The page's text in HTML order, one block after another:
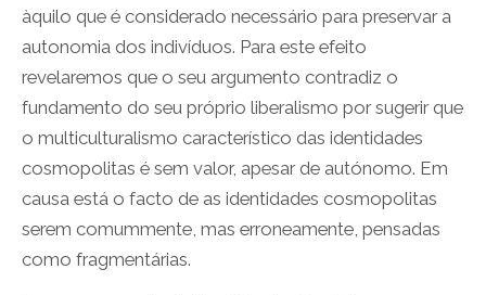
àquilo que é considerado necessário para preservar a
autonomia dos indivíduos. Para este efeito
revelaremos que o seu argumento contradiz o
fundamento do seu próprio liberalismo por sugerir que
o multiculturalismo característico das identidades
cosmopolitas é sem valor, apesar de autónomo. Em
causa está o facto de as identidades cosmopolitas
serem comummente, mas erroneamente, pensadas
como fragmentárias.